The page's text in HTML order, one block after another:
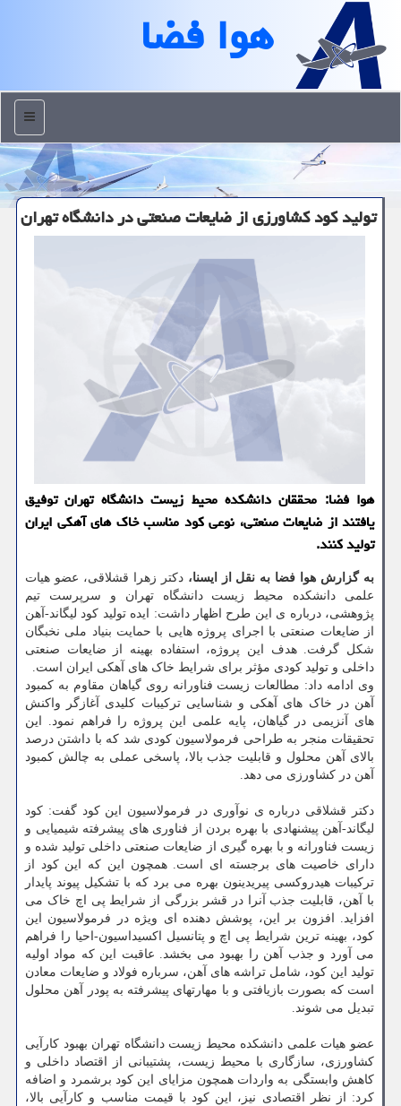
هوا فضا
منو
تولید کود کشاورزی از ضایعات صنعتی در دانشگاه تهران
هوا فضا: محققان دانشکده محیط زیست دانشگاه تهران توفیق
یافتند از ضایعات صنعتی، نوعی کود مناسب خاک های آهکی ایران
تولید کنند.
به گزارش هوا فضا به نقل از ایسنا،دکتر زهرا قشلاقی، عضو هیات
علمی دانشکده محیط زیست دانشگاه تهران و سرپرست تیم
پژوهشی، درباره ی این طرح اظهار داشت: ایده تولید کود لیگاند-آهن
از ضایعات صنعتی با اجرای پروژه هایی با حمایت بنیاد ملی نخبگان
شکل گرفت. هدف این پروژه، استفاده بهینه از ضایعات صنعتی
داخلی و تولید کودی مؤثر برای شرایط خاک های آهکی ایران است.
وی ادامه داد: مطالعات زیست فناورانه روی گیاهان مقاوم به کمبود
آهن در خاک های آهکی و شناسایی ترکیبات کلیدی آغازگر واکنش
های آنزیمی در گیاهان، پایه علمی این پروژه را فراهم نمود. این
تحقیقات منجر به طراحی فرمولاسیون کودی شد که با داشتن درصد
بالای آهن محلول و قابلیت جذب بالا، پاسخی عملی به چالش کمبود
آهن در کشاورزی می دهد.
دکتر قشلاقی درباره ی نوآوری در فرمولاسیون این کود گفت: کود
لیگاند-آهن پیشنهادی با بهره بردن از فناوری های پیشرفته شیمیایی و
زیست فناورانه و با بهره گیری از ضایعات صنعتی داخلی تولید شده و
دارای خاصیت های برجسته ای است. همچون این که این کود از
ترکیبات هیدروکسی پیریدینون بهره می برد که با تشکیل پیوند پایدار
با آهن، قابلیت جذب آنرا در قشر بزرگی از شرایط پی اچ خاک می
افزاید. افزون بر این، پوشش دهنده ای ویژه در فرمولاسیون این
کود، بهینه ترین شرایط پی اچ و پتانسیل اکسیداسیون-احیا را فراهم
می آورد و جذب آهن را بهبود می بخشد. عاقبت این که مواد اولیه
تولید این کود، شامل تراشه های آهن، سرباره فولاد و ضایعات معادن
است که بصورت بازیافتی و با مهارتهای پیشرفته به پودر آهن محلول
تبدیل می شوند.
عضو هیات علمی دانشکده محیط زیست دانشگاه تهران بهبود کارآیی
کشاورزی، سازگاری با محیط زیست، پشتیبانی از اقتصاد داخلی و
کاهش وابستگی به واردات همچون مزایای این کود برشمرد و اضافه
کرد: از نظر اقتصادی نیز، این کود با قیمت مناسب و کارآیی بالا،